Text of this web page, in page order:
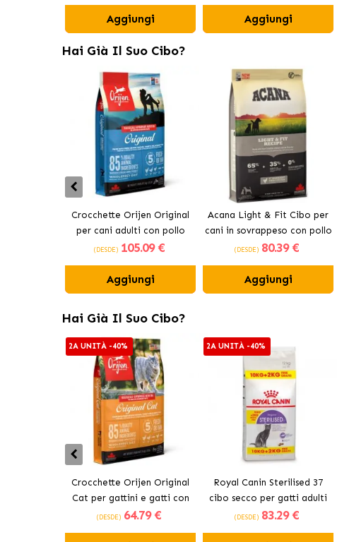
Aggiungi Aggiungi
Hai Già Il Suo Cibo?
Crocchette Orijen Original
per cani adulti con pollo
(DESDE) 105.09 €
Aggiungi
Acana Light & Fit Cibo per
cani in sovrappeso con pollo
fresco
(DESDE) 80.39 €
Aggiungi
Hai Già Il Suo Cibo?
2A UNITÀ -40%
Crocchette Orijen Original
Cat per gattini e gatti con
pollo
(DESDE) 64.79 €
2A UNITÀ -40%
Royal Canin Sterilised 37
cibo secco per gatti adulti
sterilizzati
(DESDE) 83.29 €